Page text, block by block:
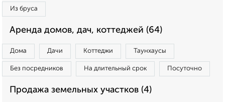
Из бруса
Аренда домов, дач, коттеджей (64)
Дома Дачи Коттеджи Таунхаусы
Без посредников На длительный срок Посуточно
Продажа земельных участков (4)